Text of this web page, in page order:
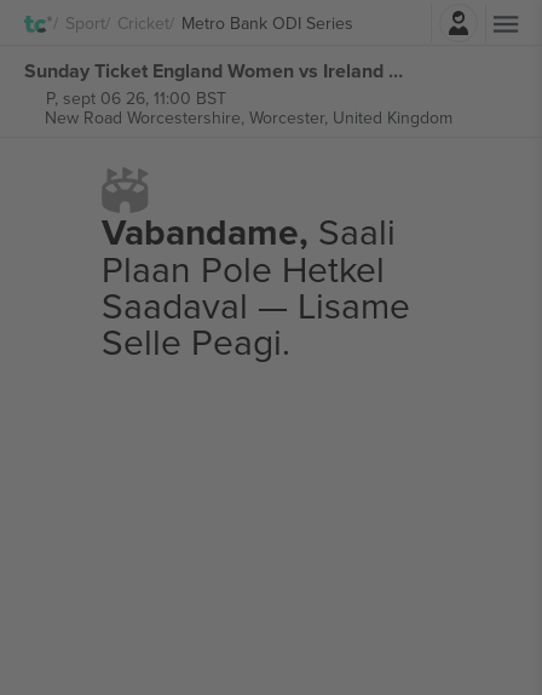
Sport Cricket Metro Bank ODI Series
Logi sisse
Sunday Ticket England Women vs Ireland Women 3rd Metro Bank ODI Series piletid
P, sept 06 26, 11:00 BST
New Road Worcestershire, Worcester, United Kingdom
Vabandame, Saali
Plaan Pole Hetkel
Saadaval — Lisame
Selle Peagi.